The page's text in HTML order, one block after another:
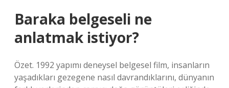
Baraka belgeseli ne
anlatmak istiyor?
Özet. 1992 yapımı deneysel belgesel film, insanların
yaşadıkları gezegene nasıl davrandıklarını, dünyanın